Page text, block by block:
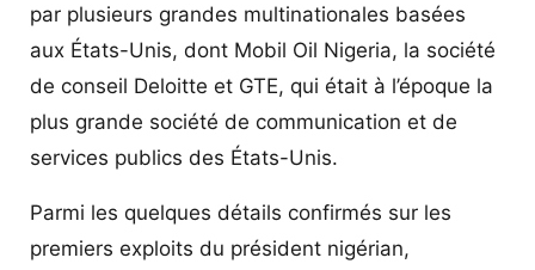
par plusieurs grandes multinationales basées
aux États-Unis, dont Mobil Oil Nigeria, la société
de conseil Deloitte et GTE, qui était à l’époque la
plus grande société de communication et de
services publics des États-Unis.
Parmi les quelques détails confirmés sur les
premiers exploits du président nigérian,